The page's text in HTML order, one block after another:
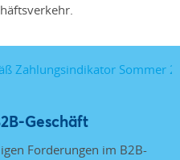
Geschäft
Forderungen im B2B-